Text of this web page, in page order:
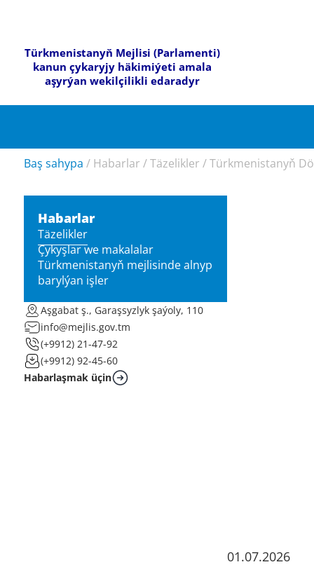
Türkmenistanyň Mejlisi (Parlamenti)
kanun çykaryjy häkimiýeti amala
aşyrýan wekilçilikli edaradyr
Baş sahypa / Habarlar /Täzelikler /Türkmenistanyň
Habarlar
Täzelikler
Çykyşlar we makalalar
Türkmenistanyň mejlisinde alnyp
barylýan işler
Aşgabat ş., Garaşsyzlyk şaýoly, 110
info@mejlis.gov.tm
(+9912) 21-47-92
(+9912) 92-45-60
Habarlaşmak üçin
01.07.2026